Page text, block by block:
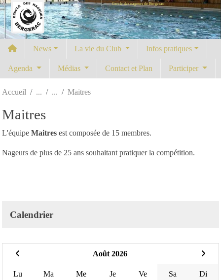
Cercle des nageurs de Bergerac
News La vie du Club Infos pratiques
Agenda Médias Contact et Plan Participer
Accueil Maitres
Maitres
L'équipe Maitres est composée de 15 membres.
Nageurs de plus de 25 ans souhaitant pratiquer la compétition.
Calendrier
Août 2026
Lu Ma Me Je Ve Sa Di
Panneau de gestion des cookies